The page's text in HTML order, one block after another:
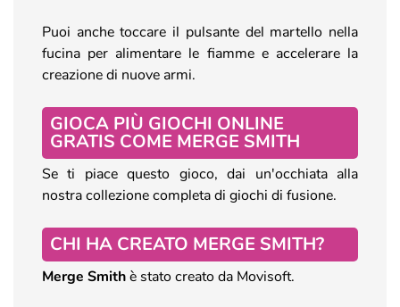
Puoi anche toccare il pulsante del martello nella
fucina per alimentare le fiamme e accelerare la
creazione di nuove armi.
GIOCA PIÙ GIOCHI ONLINE
GRATIS COME MERGE SMITH
Se ti piace questo gioco, dai un'occhiata alla
nostra collezione completa di giochi di fusione.
CHI HA CREATO MERGE SMITH?
Merge Smithè stato creato da Movisoft.